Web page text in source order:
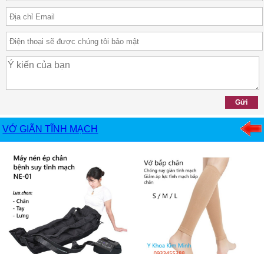
VỚ GIÃN TĨNH MẠCH